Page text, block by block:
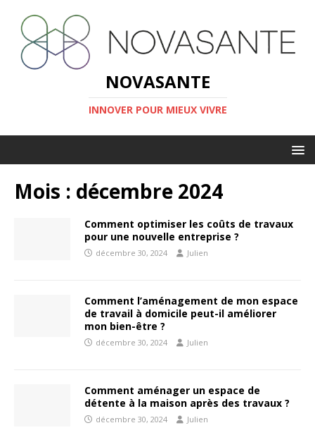
NOVASANTE
INNOVER POUR MIEUX VIVRE
Mois : décembre 2024
Comment optimiser les coûts de travaux
pour une nouvelle entreprise ?
décembre 30, 2024 Julien
Comment l’aménagement de mon espace
de travail à domicile peut-il améliorer
mon bien-être ?
décembre 30, 2024 Julien
Comment aménager un espace de
détente à la maison après des travaux ?
décembre 30, 2024 Julien